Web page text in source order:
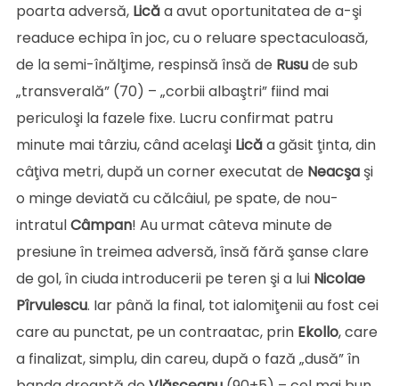
poarta adversă, Licăa avut oportunitatea de a-şi
readuce echipa în joc, cu o reluare spectaculoasă,
de la semi-înălţime, respinsă însă de Rusude sub
„transverală” (70) – „corbii albaştri” fiind mai
periculoşi la fazele fixe. Lucru confirmat patru
minute mai târziu, când acelaşi Licăa găsit ţinta, din
câţiva metri, după un corner executat de Neacşaşi
o minge deviată cu călcâiul, pe spate, de nou-
intratulCâmpan! Au urmat câteva minute de
presiune în treimea adversă, însă fără şanse clare
de gol, în ciuda introducerii pe teren şi a lui Nicolae
Pîrvulescu. Iar până la final, tot ialomiţenii au fost cei
care au punctat, pe un contraatac, prin Ekollo, care
a finalizat, simplu, din careu, după o fază „dusă” în